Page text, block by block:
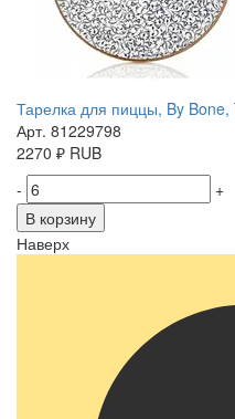
Тарелка для пиццы, By
Арт. 81229798
2270 ₽ RUB
-
+
В корзину
Наверх